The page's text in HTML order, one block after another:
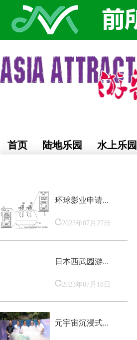
首页 陆地乐园 水上乐园
环球影业申请...
2023年07月27日
日本西武园游...
2023年07月18日
元宇宙沉浸式...